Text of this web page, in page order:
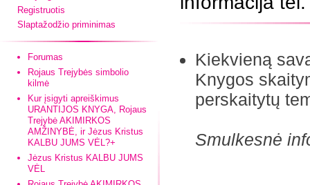
Registruotis
Slaptažodžio priminimas
Forumas
Rojaus Trejybės simbolio
kilmė
Kur įsigyti apreiškimus
URANTIJOS KNYGA, Rojaus
Trejybė AKIMIRKOS
AMŽINYBĖ, ir Jėzus Kristus
KALBU JUMS VĖL?+
Jėzus Kristus KALBU JUMS
VĖL
Kiekvieną
Knygos
perskaitytų
Smulkesnė